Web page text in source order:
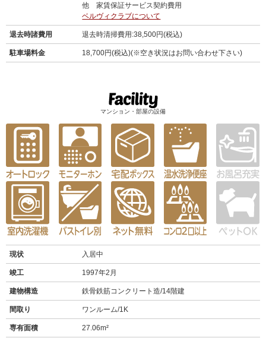
他 家賃保証サービス契約費用
ベルヴィクラブについて
退去時諸費用 退去時清掃費用:38,500円(税込)
駐車場料金 18,700円(税込)(※空き状況はお問い合わせ下さい)
マンション・部屋の設備
現状 入居中
竣工 1997年2月
建物構造 鉄骨鉄筋コンクリート造/14階建
間取り ワンルーム/1K
専有面積 27.06m²